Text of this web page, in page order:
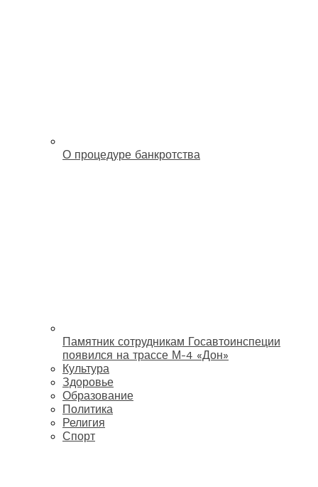
О процедуре банкротства
Памятник сотрудникам Госавтоинспеции
появился на трассе М-4 «Дон»
Культура
Здоровье
Образование
Политика
Религия
Спорт